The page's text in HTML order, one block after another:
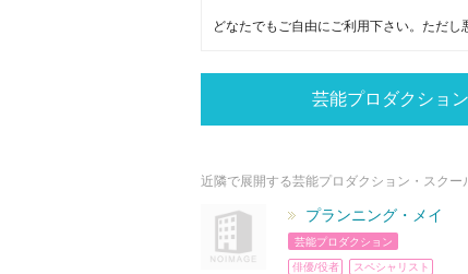
どなたでもご自由にご利用下さい。ただし
芸能プロダクショ
近隣で展開する芸能プロダクション・スクー
プランニング・メイ
芸能プロダクション
俳優/役者 スペシャリスト